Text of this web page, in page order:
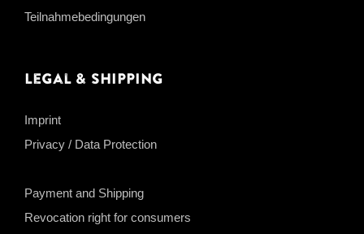
Teilnahmebedingungen
Legal & Shipping
Imprint
Privacy / Data Protection
Payment and Shipping
Revocation right for consumers